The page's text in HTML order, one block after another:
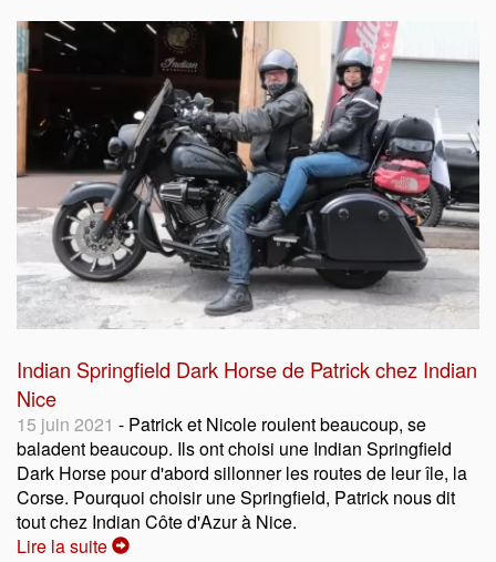
Indian Springfield Dark Horse de Patrick chez Indian
Nice
15 juin 2021 - Patrick et Nicole roulent beaucoup, se
baladent beaucoup. Ils ont choisi une Indian Springfield
Dark Horse pour d'abord sillonner les routes de leur île, la
Corse. Pourquoi choisir une Springfield, Patrick nous dit
tout chez Indian Côte d'Azur à Nice.
Lire la suite